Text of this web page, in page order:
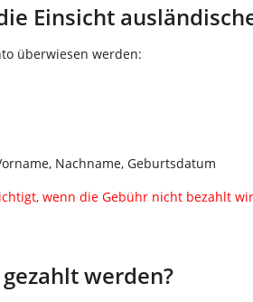
Einsicht
überwiesen werden:
Nachname, Geburtsdatum
wenn die Gebühr nicht bezahlt
werden?